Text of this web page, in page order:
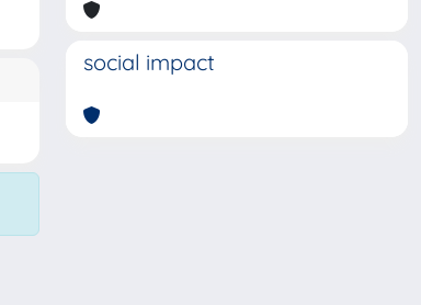
social impact